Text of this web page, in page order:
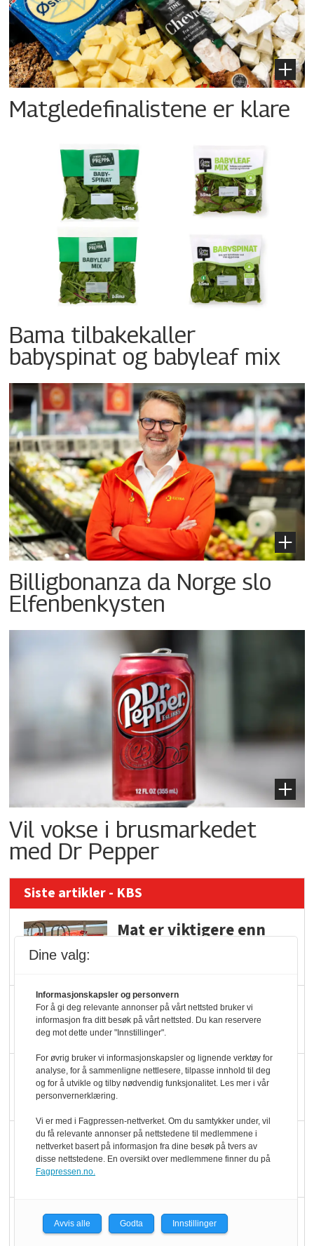
Matgledefinalistene er klare
Bama tilbakekaller
babyspinat og babyleaf mix
Billigbonanza da Norge slo
Elfenbenkysten
Vil vokse i brusmarkedet
med Dr Pepper
Siste artikler - KBS
Mat er viktigere enn
Ti bensinstasjoner
legger ned hver måned
Potetball, kylling og 98
oktan
KBS-bransjen i
endring: Stadig større
Vokser med ferdigmat
i dagligvare
Dine valg:
Informasjonskapsler og personvern
For å gi deg relevante annonser på vårt nettsted bruker vi
informasjon fra ditt besøk på vårt nettsted. Du kan reservere
deg mot dette under "Innstillinger".
For øvrig bruker vi informasjonskapsler og lignende verktøy for
analyse, for å sammenligne nettlesere, tilpasse innhold til deg
og for å utvikle og tilby nødvendig funksjonalitet. Les mer i vår
personvernerklæring.
Vi er med i Fagpressen-nettverket. Om du samtykker under, vil
du få relevante annonser på nettstedene til medlemmene i
nettverket basert på informasjon fra dine besøk på tvers av
disse nettstedene. En oversikt over medlemmene finner du på
Fagpressen.no.
Avvis alle Godta Innstillinger